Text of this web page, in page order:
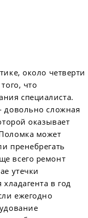
около четверти
что
специалиста.
сложная
оказывает
может
пренебрегать
всего ремонт
утечки
в год
ежегодно